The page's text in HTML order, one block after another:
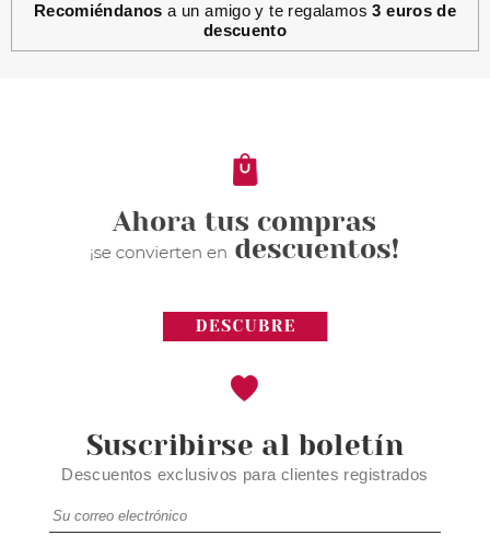
Recomiéndanos a un amigo y te regalamos3 euros de
descuento
Suscribirse al boletín
Descuentos exclusivos para clientes registrados